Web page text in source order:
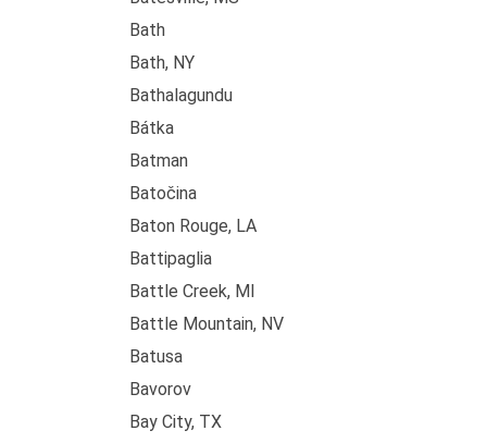
Bath
Bath, NY
Bathalagundu
Bátka
Batman
Batočina
Baton Rouge, LA
Battipaglia
Battle Creek, MI
Battle Mountain, NV
Batusa
Bavorov
Bay City, TX